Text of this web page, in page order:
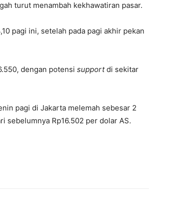
turut menambah kekhawatiran pasar.
pagi ini, setelah pada pagi akhir pekan
dengan potensi supportdi sekitar
pagi di Jakarta melemah sebesar 2
sebelumnya Rp16.502 per dolar AS.